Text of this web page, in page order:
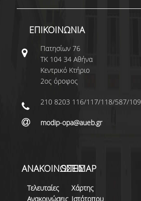
ΕΠΙΚΟΙΝΩΝΙΑ
Πατησίων 76
ΤΚ 104 34 Αθήνα
Κεντρικό Κτήριο
2ος όροφος
210 8203 116/117/118/587/109
modip-opa@aueb.gr
ΑΝΑΚΟΙΝΩΣΕΙΣ
Τελευταίες
Ανακοινώσεις
SITEMAP
Χάρτης
Ιστότοπου